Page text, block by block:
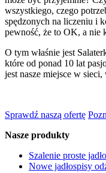
wszystkiego, czego
spędzonych na liczeniu i
pewność, że to OK, a
O tym właśnie jest
które od ponad 10 lat
jest nasze miejsce w
Sprawdź naszą ofertę
Nasze produkty
Szalenie proste
Nowe jadłospisy